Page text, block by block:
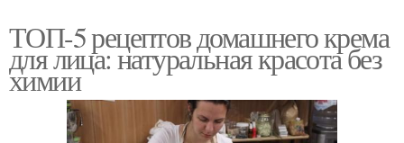
ТОП-5 рецептов домашнего крема
для лица: натуральная красота без
химии